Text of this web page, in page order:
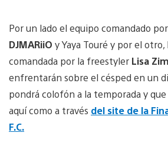
Por un lado el equipo comandado
DJMARiiO y Yaya Touré y por el otro,
comandada por la freestyler Lisa
enfrentarán sobre el césped en un
pondrá colofón a la temporada y
aquí como a través del site de la
F.C.